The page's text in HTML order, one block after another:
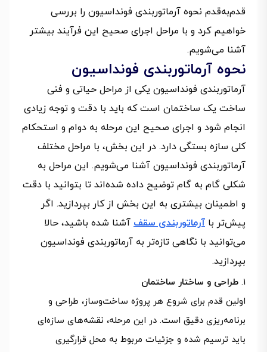
قدم‌به‌قدم نحوه آرماتوربندی فونداسیون را بررسی
خواهیم کرد و با مراحل اجرای صحیح این فرآیند بیشتر
آشنا می‌شویم.
نحوه آرماتوربندی فونداسیون
آرماتوربندی فونداسیون یکی از مراحل حیاتی و فنی
ساخت یک ساختمان است که باید با دقت و توجه زیادی
انجام شود و اجرای صحیح این مرحله به دوام و استحکام
کلی سازه بستگی دارد. در این بخش، با مراحل مختلف
آرماتوربندی فونداسیون آشنا می‌شویم. این مراحل به
شکلی گام به گام توضیح داده شده‌اند تا بتوانید با دقت
و اطمینان بیشتری به این بخش از کار بپردازید. اگر
پیش‌تر با آرماتوربندی سقف آشنا شده باشید، حالا
می‌توانید با نگاهی تازه‌تر به آرماتوربندی فونداسیون
بپردازید.
طراحی و ساختار ساختمان
اولین قدم برای شروع هر پروژه ساخت‌وساز، طراحی و
برنامه‌ریزی دقیق است. در این مرحله، نقشه‌های سازه‌ای
باید ترسیم شده و جزئیات مربوط به محل قرارگیری